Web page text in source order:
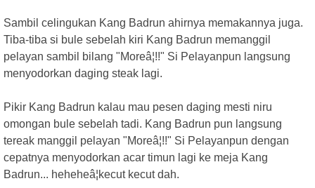
Sambil celingukan Kang Badrun ahirnya memakannya juga.
Tiba-tiba si bule sebelah kiri Kang Badrun memanggil
pelayan sambil bilang "Moreâ¦!!" Si Pelayanpun langsung
menyodorkan daging steak lagi.
Pikir Kang Badrun kalau mau pesen daging mesti niru
omongan bule sebelah tadi. Kang Badrun pun langsung
tereak manggil pelayan "Moreâ¦!!" Si Pelayanpun dengan
cepatnya menyodorkan acar timun lagi ke meja Kang
Badrun... heheheâ¦kecut kecut dah.